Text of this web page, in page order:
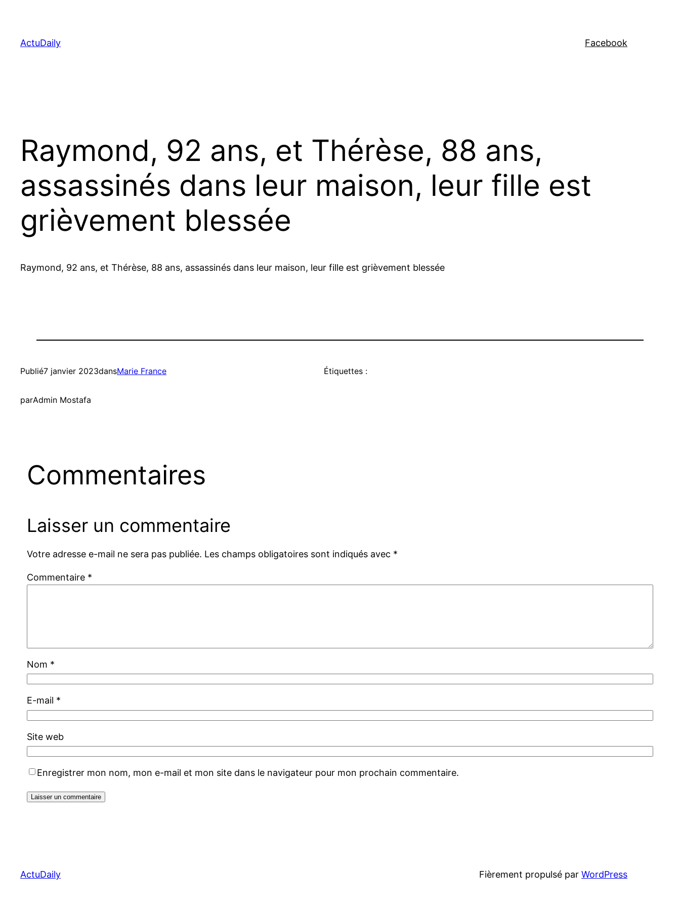
contenu
ActuDaily Facebook
Raymond, 92 ans, et Thérèse, 88 ans,
assassinés dans leur maison, leur fille est
grièvement blessée
Raymond, 92 ans, et Thérèse, 88 ans, assassinés dans leur maison, leur fille est grièvement blessée
Publié7 janvier 2023dansMarie France
parAdmin Mostafa
Étiquettes :
Commentaires
Laisser un commentaire
Votre adresse e-mail ne sera pas publiée. Les champs obligatoires sont indiqués avec *
Commentaire *
Nom *
E-mail *
Site web
Enregistrer mon nom, mon e-mail et mon site dans le navigateur pour mon prochain commentaire.
ActuDaily Fièrement propulsé par WordPress